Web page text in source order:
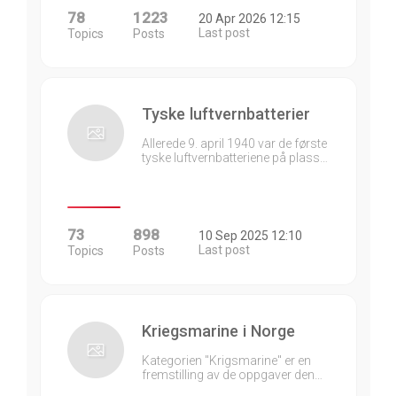
78
Topics
1223
Posts
20 Apr 2026 12:15
Last post
Tyske luftvernbatterier
Allerede 9. april 1940 var de første
tyske luftvernbatteriene på plass…
73
Topics
898
Posts
10 Sep 2025 12:10
Last post
Kriegsmarine i Norge
Kategorien "Krigsmarine" er en
fremstilling av de oppgaver den…